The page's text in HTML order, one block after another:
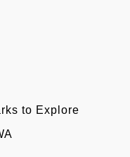
to Explore